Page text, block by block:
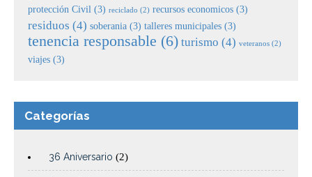
protección Civil (3) reciclado (2) recursos economicos (3)
residuos (4) soberania (3) talleres municipales (3)
tenencia responsable (6) turismo (4) veteranos (2)
viajes (3)
Categorías
36 Aniversario (2)